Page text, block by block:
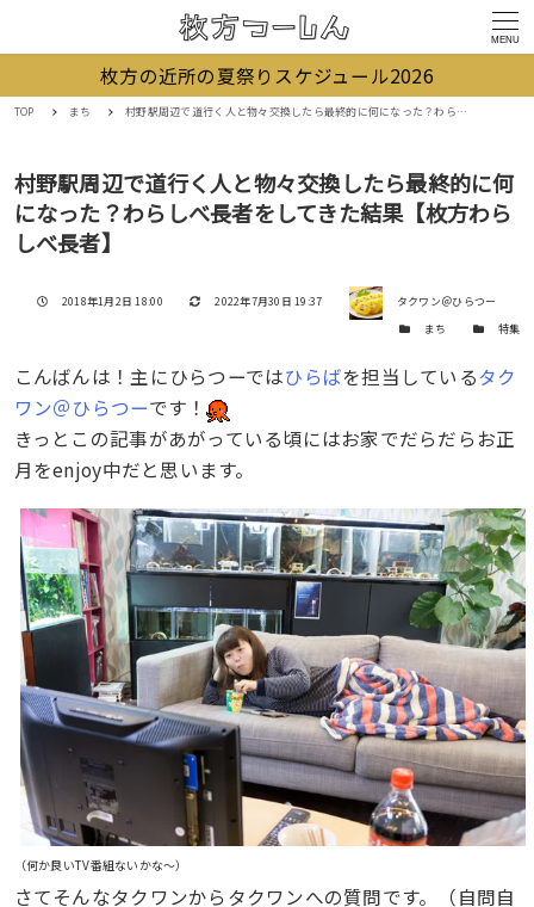
MENU
枚方の近所の夏祭りスケジュール2026
TOP まち 村野駅周辺で道行く人と物々交換したら最終的に何になった？わらしべ長者をしてきた結果【枚方わらしべ長者】
村野駅周辺で道行く人と物々交換したら最終的に何
になった？わらしべ長者をしてきた結果【枚方わら
しべ長者】
投稿日
2018年1月2日 18:00 更新日
2022年7月30日 19:37 著者
タクワン＠ひらつー
カテゴリー
まち カテゴリー
特集
こんばんは！主にひらつーではひらばを担当しているタク
ワン＠ひらつーです！
きっとこの記事があがっている頃にはお家でだらだらお正
月をenjoy中だと思います。
（何か良いTV番組ないかな〜）
さてそんなタクワンからタクワンへの質問です。（自問自